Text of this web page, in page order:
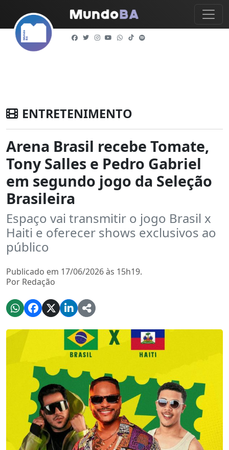
ENTRETENIMENTO
Arena Brasil recebe Tomate,
Tony Salles e Pedro Gabriel
em segundo jogo da Seleção
Brasileira
Espaço vai transmitir o jogo Brasil x
Haiti e oferecer shows exclusivos ao
público
Publicado em 17/06/2026 às 15h19.
Por Redação